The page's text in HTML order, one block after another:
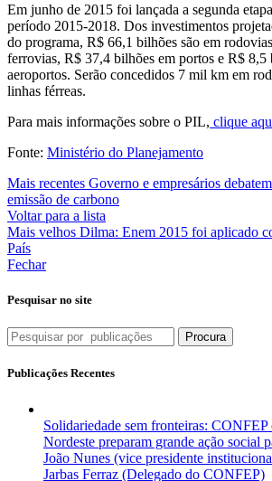
Em junho de 2015 foi lançada a segunda
período 2015-2018. Dos investimentos
do programa, R$ 66,1 bilhões são em
ferrovias, R$ 37,4 bilhões em portos e R$ 8,5
aeroportos. Serão concedidos 7 mil km em
linhas férreas.
Para mais informações sobre o PIL, clique
Fonte: Ministério do Planejamento
Mais recentes Governo e empresários
emissão de carbono
Voltar para a lista
Mais velhos Dilma: Enem 2015 foi aplicado
País
Fechar
Pesquisar no site
Procura
Publicações Recentes
Solidariedade sem fronteiras:
Nordeste preparam grande ação social
João Nunes (vice presidente
Jarbas Ferraz (Delegado do CONFEP)